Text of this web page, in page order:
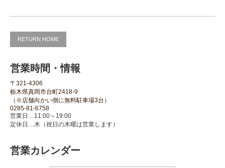
RETURN HOME
営業時間・情報
〒321-4306
栃木県真岡市台町2418-9
（※店舗向かい側に無料駐車場3台）
0285-81-6758
営業日…11:00～19:00
定休日…木（祝日の木曜は営業します）
営業カレンダー